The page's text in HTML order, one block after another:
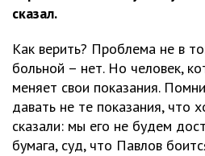
сказал.
Как верить? Проблема не в
больной – нет. Но человек,
меняет свои показания.
давать не те показания, что
сказали: мы его не будем
бумага, суд, что Павлов